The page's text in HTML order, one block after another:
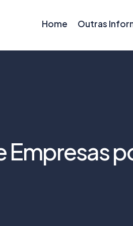
Home Outras